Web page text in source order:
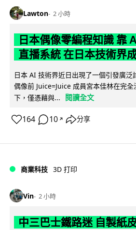
Lawton 2 小時
日本偶像零編程知識 靠
直播系統 在日本技術界
日本 AI 技術界近日出現了一個引發廣泛
偶像前 Juice=Juice 成員宮本佳林在完
下，僅憑藉與...
閱讀全文
164 10 ↗ 分享
商業科技 3D 打印
Vin 2 小時
中三巴士鐵路迷 自製紙